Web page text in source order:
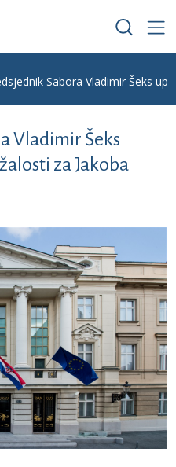
Sabora Vladimir Šeks
Vladimir Šeks
za Jakoba